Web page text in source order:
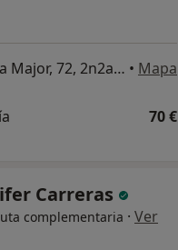
Calle Passeig de la Plaça Major, 72, 2n2a, Sabadell • Mapa
70 €
Carreras
complementaria · Ver